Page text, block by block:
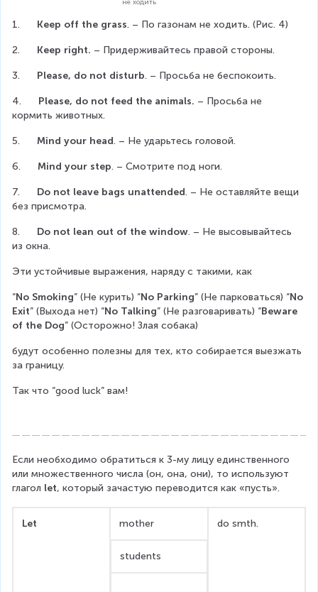
не ходить
1. Keep off the grass. – По газонам не ходить. (Рис. 4)
2. Keep right. – Придерживайтесь правой стороны.
3. Please, do not disturb. – Просьба не беспокоить.
4. Please, do not feed the animals. – Просьба не
кормить животных.
5. Mind your head. – Не ударьтесь головой.
6. Mind your step. – Смотрите под ноги.
7. Do not leave bags unattended. – Не оставляйте вещи
без присмотра.
8. Do not lean out of the window. – Не высовывайтесь
из окна.
Эти устойчивые выражения, наряду с такими, как
“No Smoking” (Не курить) “No Parking” (Не парковаться) “No
Exit” (Выхода нет) “No Talking” (Не разговаривать) “Beware
of the Dog” (Осторожно! Злая собака)
будут особенно полезны для тех, кто собирается выезжать
за границу.
Так что “good luck” вам!
Если необходимо обратиться к 3-му лицу единственного
или множественного числа (он, она, они), то используют
глагол let, который зачастую переводится как «пусть».
Let mother do smth.
students